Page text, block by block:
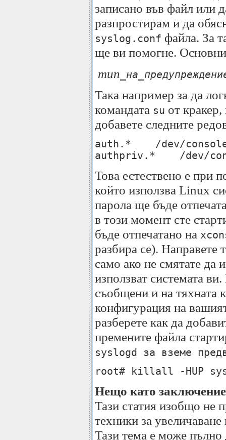
записано във файл или
разпростирам и да
syslog.conf файла. За
ще ви помогне.
тип
Така например за да
командата su от кракер,
добавете следните
auth.* /dev/
authpriv.* /dev/
Това естествено е при
който използва Linux
парола ще бъде
в този момент сте
бъде отпечатано на
разбира се).
само ако не смятате да
използват системата
съобщени и на тяхната
конфигурация на
разберете как да
премените файла
syslogd за вземе
root# killall -HUP
Нещо като заключение
Тази статия изобщо не
техники за
Тази тема е може пълно